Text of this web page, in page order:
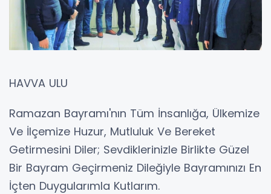
HAVVA ULU
Ramazan Bayramı'nın Tüm İnsanlığa, Ülkemize
Ve İlçemize Huzur, Mutluluk Ve Bereket
Getirmesini Diler; Sevdiklerinizle Birlikte Güzel
Bir Bayram Geçirmeniz Dileğiyle Bayramınızı En
İçten Duygularımla Kutlarım.